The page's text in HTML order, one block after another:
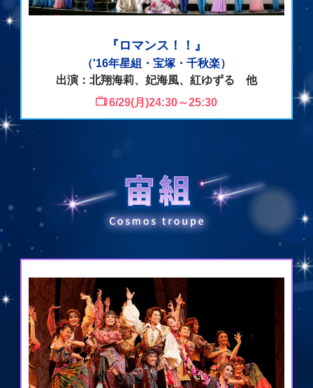
『ロマンス！！』
（'16年星組・宝塚・千秋楽）
出演：北翔海莉、妃海風、紅ゆずる 他
6/29(月)24:30～25:30